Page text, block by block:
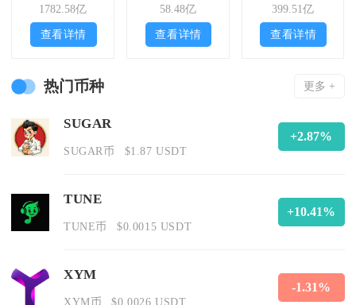
1782.58亿
查看详情
58.48亿
查看详情
399.51亿
查看详情
热门币种 更多 +
SUGAR
SUGAR币 $1.87 USDT
+2.87%
TUNE
TUNE币 $0.0015 USDT
+10.41%
XYM
XYM币 $0.0026 USDT
-1.31%